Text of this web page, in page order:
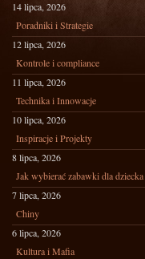
14 lipca, 2026
Poradniki i Strategie
12 lipca, 2026
Kontrole i compliance
11 lipca, 2026
Technika i Innowacje
10 lipca, 2026
Inspiracje i Projekty
8 lipca, 2026
Jak wybierać zabawki dla dziecka
7 lipca, 2026
Chiny
6 lipca, 2026
Kultura i Mafia